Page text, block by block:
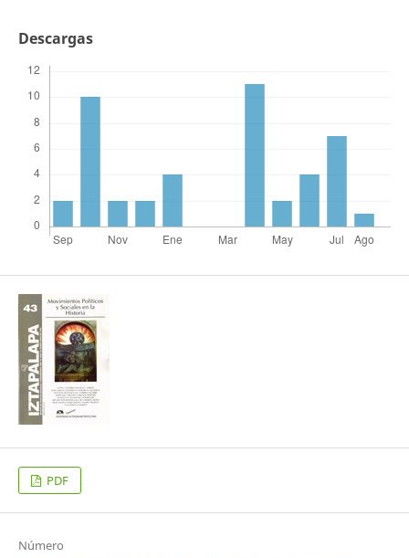
Descargas
PDF
Número